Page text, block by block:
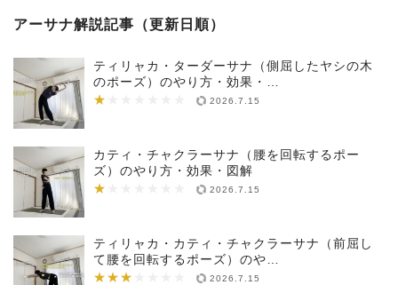
アーサナ解説記事（更新日順）
ティリャカ・ターダーサナ（側屈したヤシの木
のポーズ）のやり方・効果・…
★
★★★★★★★ 2026.7.15
カティ・チャクラーサナ（腰を回転するポー
ズ）のやり方・効果・図解
★
★★★★★★★ 2026.7.15
ティリャカ・カティ・チャクラーサナ（前屈し
て腰を回転するポーズ）のや…
★★★
★★★★★★★ 2026.7.15